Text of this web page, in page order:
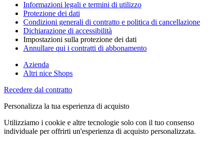
Informazioni legali e termini di utilizzo
Protezione dei dati
Condizioni generali di contratto e politica di cancellazione
Dichiarazione di accessibilità
Impostazioni sulla protezione dei dati
Annullare qui i contratti di abbonamento
Azienda
Altri nice Shops
Recedere dal contratto
Personalizza la tua esperienza di acquisto
Utilizziamo i cookie e altre tecnologie solo con il tuo consenso
individuale per offrirti un'esperienza di acquisto personalizzata.